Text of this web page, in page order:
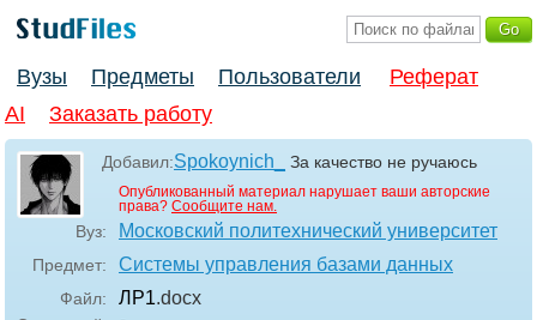
Вузы Предметы Пользователи
Реферат
AI
Заказать работу
Добавил:Spokoynich_ За качество не ручаюсь
Опубликованный материал нарушает ваши авторские
права? Сообщите нам.
Вуз: Московский политехнический университет
Предмет: Системы управления базами данных
Файл: ЛР1.docx